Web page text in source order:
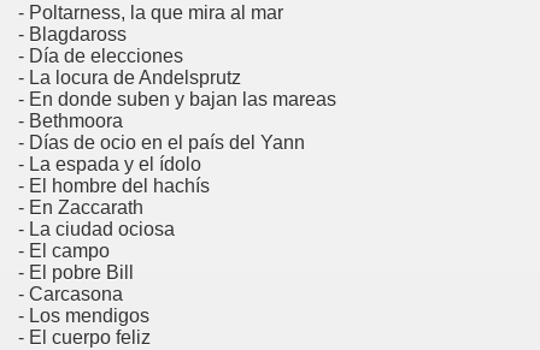
- Poltarness, la que mira al mar
- Blagdaross
- Día de elecciones
- La locura de Andelsprutz
- En donde suben y bajan las mareas
- Bethmoora
- Días de ocio en el país del Yann
- La espada y el ídolo
- El hombre del hachís
- En Zaccarath
- La ciudad ociosa
- El campo
- El pobre Bill
- Carcasona
- Los mendigos
- El cuerpo feliz